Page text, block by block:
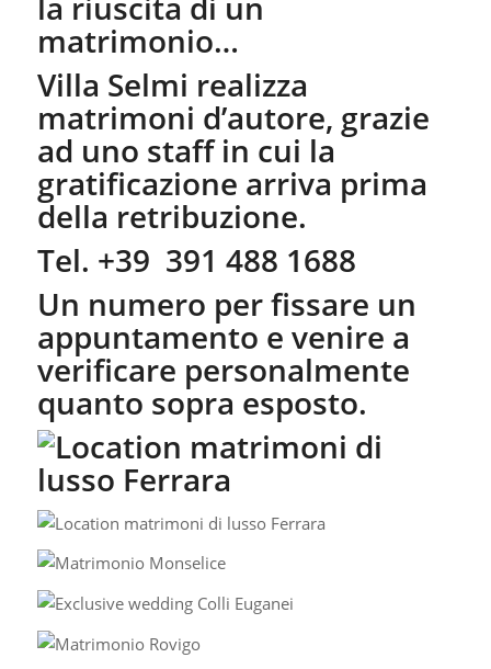
matrimonio…
Villa Selmi realizza
matrimoni d’autore, grazie
ad uno staff in cui la
gratificazione arriva prima
della retribuzione.
Tel. +39 391 488 1688
Un numero per fissare un
appuntamento e venire a
verificare personalmente
quanto sopra esposto.